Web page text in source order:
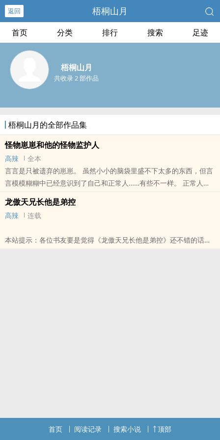
返回 梧桐山月
首页 分类 排行 搜索 足迹
梧桐山月
共收录 2 部作品
梧桐山月的全部作品集
怪物崽崽和他的怪物监护人
高辣
全本
言言是只被遗弃的崽崽。 虽然小小的脑袋里盛不下太多的东西，但言
言模模糊糊中已经意识到了自己和正常人……有些不一样。 正常人不
耳朵白
本站提示：各位书友要是觉得《怪物崽崽和他的怪物监护人》还不错
龙傲天兄长他是弟控
高辣 连载
本站提示：各位书友要是觉得《龙傲天兄长他是弟控》还不错的话请
首页 阅读记录 搜索小说 顶部